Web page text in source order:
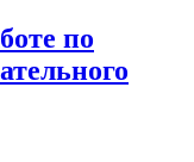
по